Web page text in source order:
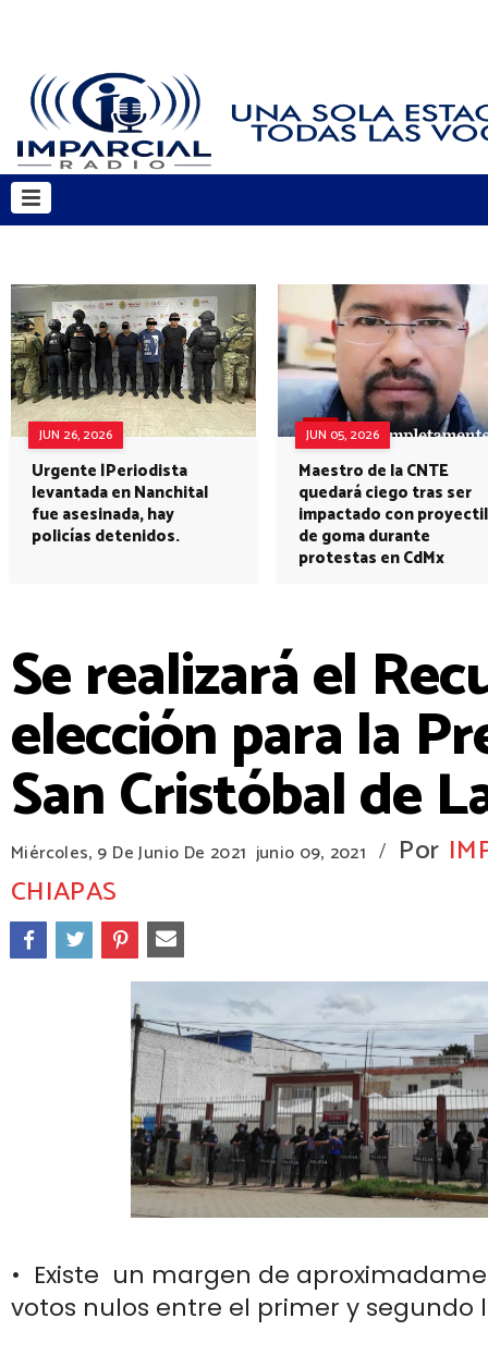
JUN 26, 2026
Urgente |Periodista
levantada en Nanchital
fue asesinada, hay
policías detenidos.
JUN 05, 2026
Maestro de la CNTE
quedará ciego tras ser
impactado con proyectil
de goma durante
protestas en CdMx
Se realizará el
elección para la
San Cristóbal de
Miércoles, 9 De Junio De 2021 junio 09, 2021 / Por
CHIAPAS
• Existe un margen de
votos nulos entre el primer y segundo